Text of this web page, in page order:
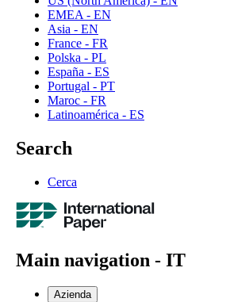
EMEA - EN
Asia - EN
France - FR
Polska - PL
España - ES
Portugal - PT
Maroc - FR
Latinoamérica - ES
Search
Cerca
Main navigation - IT
Azienda